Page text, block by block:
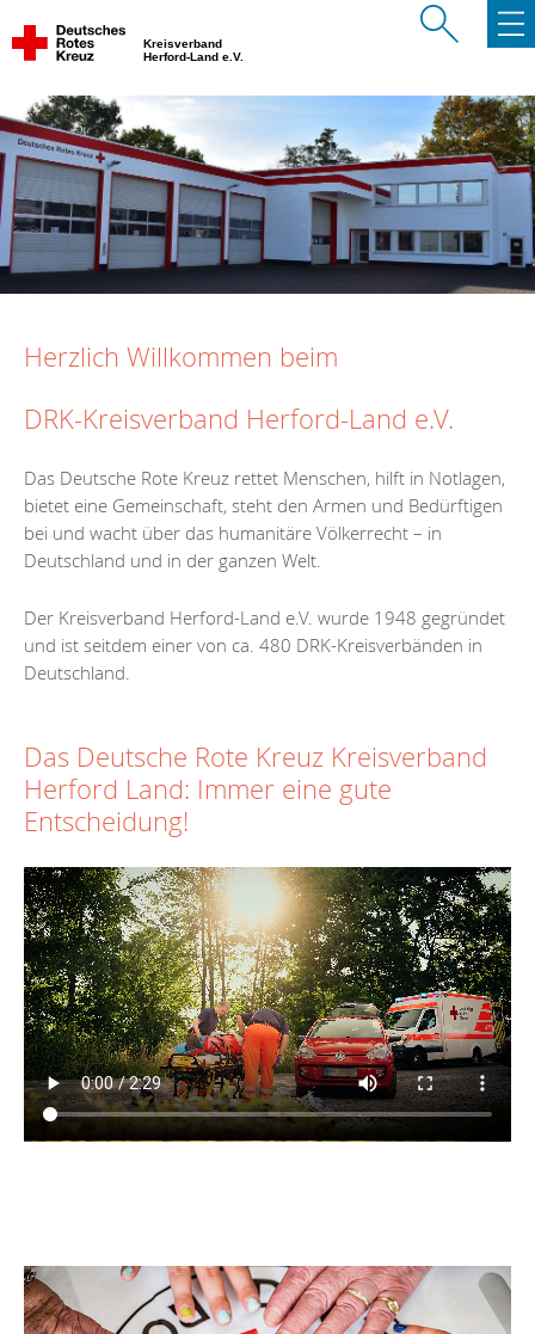
Kreisverband
Herford-Land e.V.
Herzlich Willkommen beim
DRK-Kreisverband Herford-Land e.V.
Das Deutsche Rote Kreuz rettet Menschen, hilft in Notlagen,
bietet eine Gemeinschaft, steht den Armen und Bedürftigen
bei und wacht über das humanitäre Völkerrecht – in
Deutschland und in der ganzen Welt.
Der Kreisverband Herford-Land e.V. wurde 1948 gegründet
und ist seitdem einer von ca. 480 DRK-Kreisverbänden in
Deutschland.
Das Deutsche Rote Kreuz Kreisverband
Herford Land: Immer eine gute
Entscheidung!